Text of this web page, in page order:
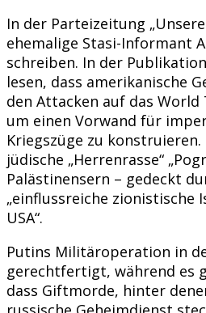
In der Parteizeitung
ehemalige Stasi-Informant
schreiben. In der
lesen, dass amerikanische
den Attacken auf das World
um einen Vorwand für
Kriegszüge zu
jüdische „Herrenrasse“
Palästinensern – gedeckt
„einflussreiche zionistische
USA“.
Putins Militäroperation in
gerechtfertigt, während es
dass Giftmorde, hinter